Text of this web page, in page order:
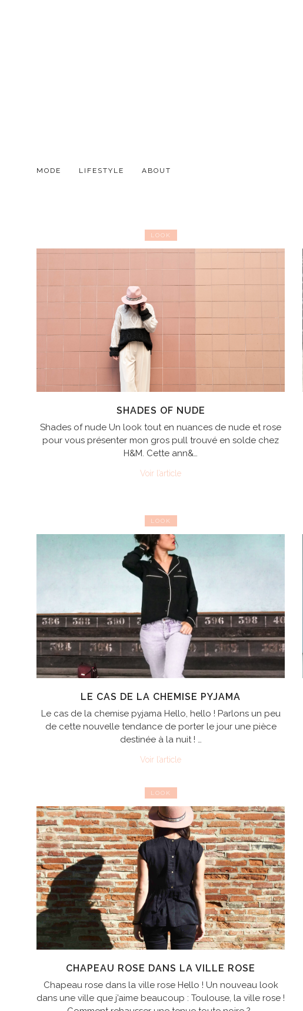
MODE LIFESTYLE ABOUT
LOOK
SHADES OF NUDE
Shades of nude Un look tout en nuances de nude et rose
pour vous présenter mon gros pull trouvé en solde chez
H&M. Cette ann&…
Voir l’article
LOOK
LE CAS DE LA CHEMISE PYJAMA
Le cas de la chemise pyjama Hello, hello ! Parlons un peu
de cette nouvelle tendance de porter le jour une pièce
destinée à la nuit ! …
Voir l’article
LOOK
CHAPEAU ROSE DANS LA VILLE ROSE
Chapeau rose dans la ville rose Hello ! Un nouveau look
dans une ville que j’aime beaucoup : Toulouse, la ville rose !